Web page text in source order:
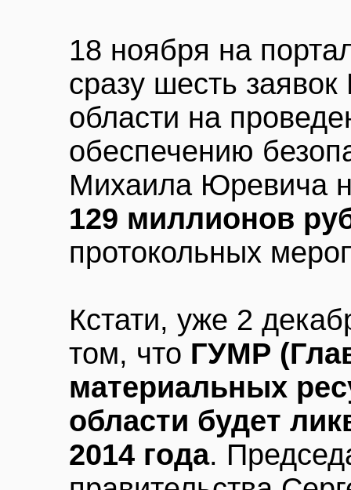
18 ноября на
сразу шесть
области на
обеспечению
Михаила Юревича
129 миллионов
протокольных
Кстати, уже 2
том, что ГУМР
материальных
области будет
2014 года.